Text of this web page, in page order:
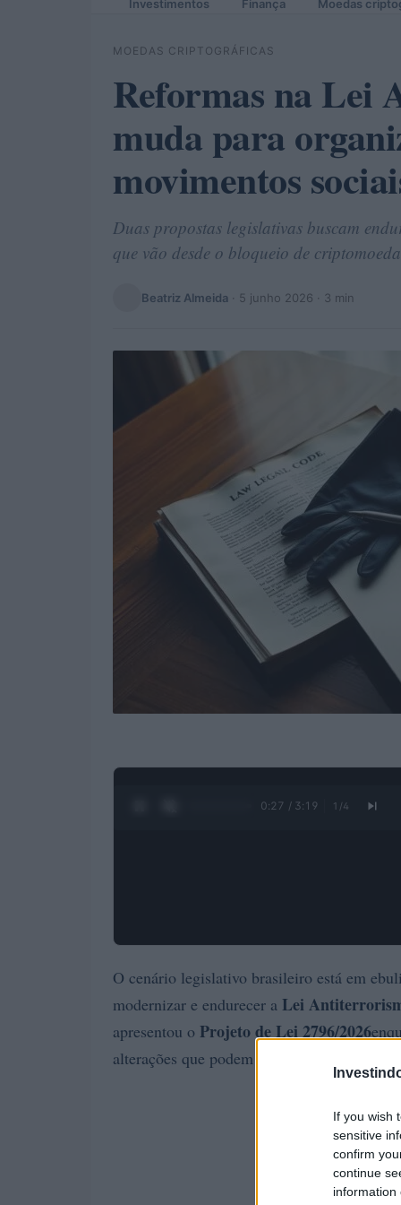
If you wish
sensitive
confirm
continue
information
Investimentos Finança Moedas
MOEDAS CRIPTOGRÁFICAS
Reformas na Lei
muda para
movimentos
Duas propostas legislativas buscam
que vão desde o bloqueio de
Beatriz Almeida · 5 junho 2026 · 3 min
0:28 / 3:19 1 /4
O cenário legislativo brasileiro está em
modernizar e endurecer a Lei
apresentou o Projeto de Lei 2796/2026
alterações que podem impactar movimentos